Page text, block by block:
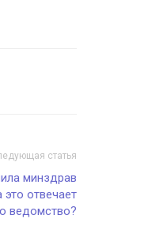
статья
минздрав
отвечает
ведомство?